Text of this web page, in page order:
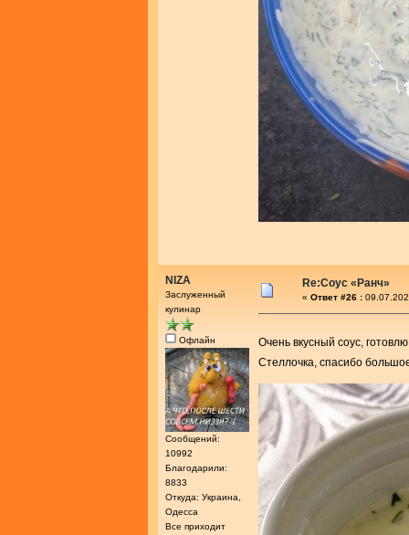
NIZA
Заслуженный
кулинар
Офлайн
Сообщений:
10992
Благодарили:
8833
Откуда: Украина,
Одесса
Все приходит
Re:Соус «Ранч»
« Ответ #26 :
Очень вкусный соус,
Стеллочка, спасибо